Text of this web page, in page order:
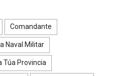
Comandante
Naval Militar
Túa Provincia